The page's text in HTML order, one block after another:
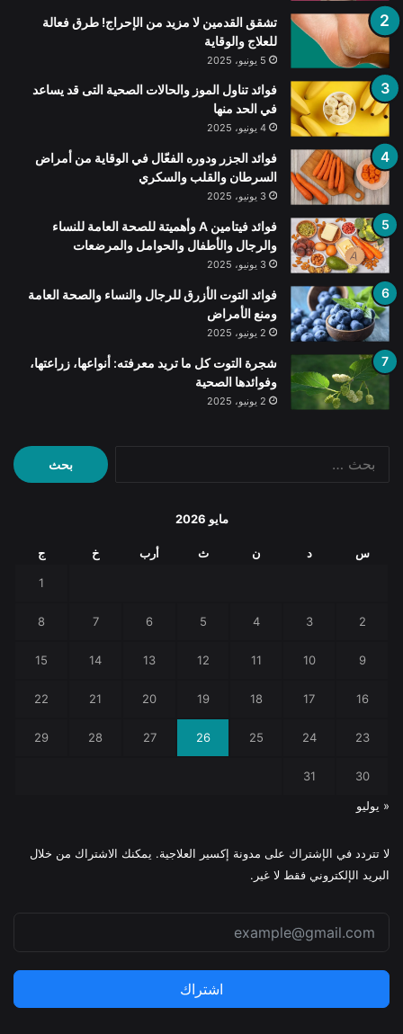
تشقق القدمين لا مزيد من الإحراج! طرق فعالة
للعلاج والوقاية
5 يونيو، 2025
فوائد تناول الموز والحالات الصحية التى قد يساعد
في الحد منها
4 يونيو، 2025
فوائد الجزر ودوره الفعّال في الوقاية من أمراض
السرطان والقلب والسكري
3 يونيو، 2025
فوائد فيتامين A وأهميتة للصحة العامة للنساء
والرجال والأطفال والحوامل والمرضعات
3 يونيو، 2025
فوائد التوت الأزرق للرجال والنساء والصحة العامة
ومنع الأمراض
2 يونيو، 2025
شجرة التوت كل ما تريد معرفته: أنواعها، زراعتها،
وفوائدها الصحية
2 يونيو، 2025
البحث
عن:
مايو 2026
س د ن ث أرب خ ج
1
2
3
4
5
6
7
8
9
10
11
12
13
14
15
16
17
18
19
20
21
22
23
24
25
26
27
28
29
30
31
« يوليو
لا تتردد في الإشتراك على مدونة إكسير العلاجية. يمكنك الاشتراك من خلال
البريد الإلكتروني فقط لا غير.
اشتراك